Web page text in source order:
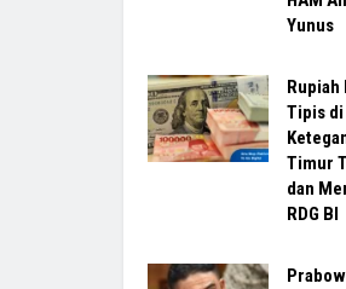
Yunus
Rupiah
Tipis di
Timur
dan
RDG BI